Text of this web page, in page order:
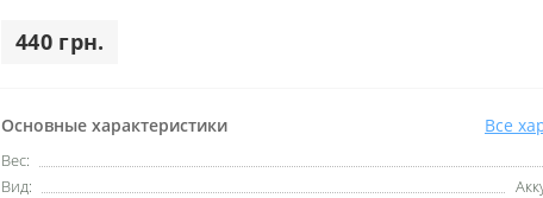
440 грн.
Основные характеристики Все
Вес:
Вид: